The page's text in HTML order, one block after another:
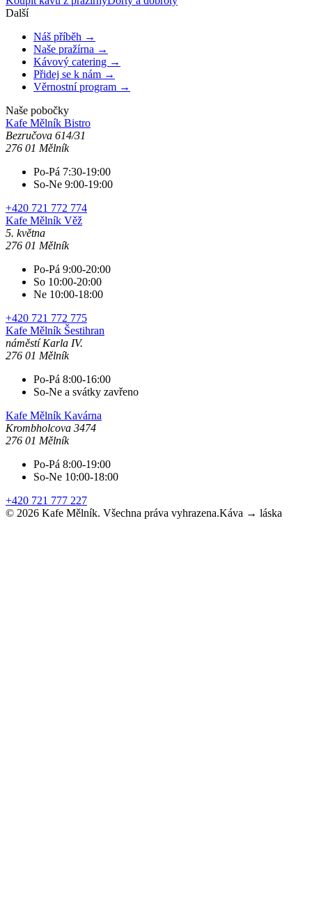
Další
Náš příběh →
Naše pražírna →
Kávový catering →
Přidej se k nám →
Věrnostní program →
Naše pobočky
Kafe Mělník Bistro
Bezručova 614/31
276 01 Mělník
Po-Pá 7:30-19:00
So-Ne 9:00-19:00
+420 721 772 774
Kafe Mělník Věž
5. května
276 01 Mělník
Po-Pá 9:00-20:00
So 10:00-20:00
Ne 10:00-18:00
+420 721 772 775
Kafe Mělník Šestihran
náměstí Karla IV.
276 01 Mělník
Po-Pá 8:00-16:00
So-Ne a svátky zavřeno
Kafe Mělník Kavárna
Krombholcova 3474
276 01 Mělník
Po-Pá 8:00-19:00
So-Ne 10:00-18:00
+420 721 777 227
© 2026 Kafe Mělník. Všechna práva vyhrazena.Káva → láska